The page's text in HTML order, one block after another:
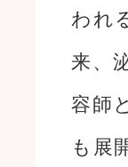
われ
来、
容師
も展